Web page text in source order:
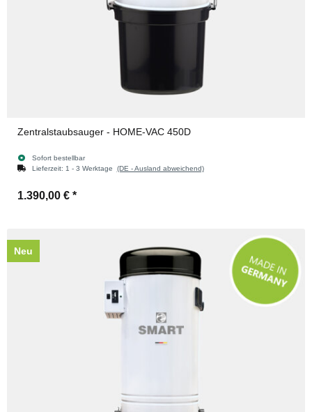
Zentralstaubsauger - HOME-VAC 450D
Sofort bestellbar
Lieferzeit: 1 - 3 Werktage (DE - Ausland abweichend)
1.390,00 € *
Neu